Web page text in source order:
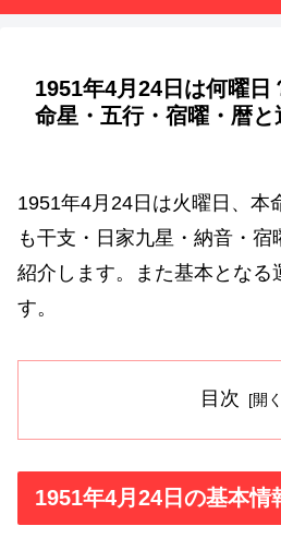
1951年4月24日は何曜日
命星・五行・宿曜・暦と
1951年4月24日は火曜日、本
も干支・日家九星・納音・
紹介します。また基本となる
す。
目次
1951年4月24日の基本情